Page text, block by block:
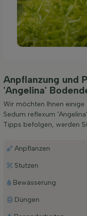
Anpflanzung und
'Angelina'
Wir möchten Ihnen
Sedum reflexum
Tipps befolgen, werden
Anpflanzen
Stutzen
Bewässerung
Düngen